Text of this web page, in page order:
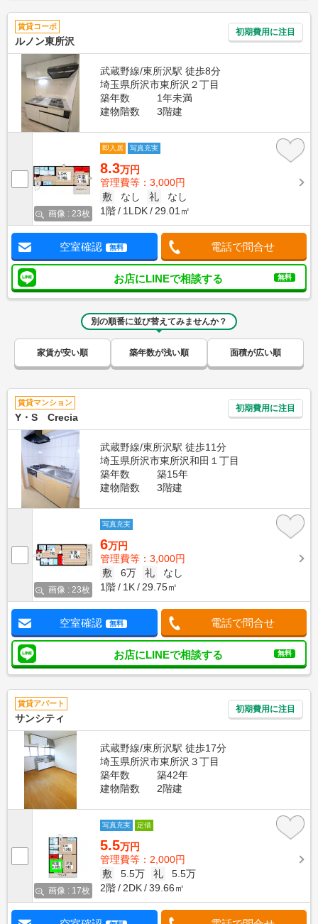
賃貸コーポ
ルノン東所沢
初期費用に注目
武蔵野線/東所沢駅 徒歩8分
埼玉県所沢市東所沢２丁目
築年数
1年未満
建物階数
3階建
画像 : 23枚
即入居 写真充実
8.3万円
管理費等：3,000円
敷
なし 礼
なし
1階
1LDK 29.01㎡
空室確認 無料 電話で問合せ
お店にLINEで相談する 無料
別の順番に並び替えてみませんか？
家賃が安い順 築年数が浅い順 面積が広い順
賃貸マンション
Y・S Crecia
初期費用に注目
武蔵野線/東所沢駅 徒歩11分
埼玉県所沢市東所沢和田１丁目
築年数
築15年
建物階数
3階建
画像 : 23枚
写真充実
6万円
管理費等：3,000円
敷
6万 礼
なし
1階
1K 29.75㎡
空室確認 無料 電話で問合せ
お店にLINEで相談する 無料
賃貸アパート
サンシティ
初期費用に注目
武蔵野線/東所沢駅 徒歩17分
埼玉県所沢市東所沢３丁目
築年数
築42年
建物階数
2階建
画像 : 17枚
写真充実 定借
5.5万円
管理費等：2,000円
敷
5.5万 礼
5.5万
2階
2DK 39.66㎡